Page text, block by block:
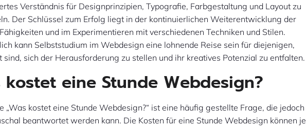
Verständnis für Designprinzipien, Typografie, Farbgestaltung und Layout zu
Der Schlüssel zum Erfolg liegt in der kontinuierlichen Weiterentwicklung der
und im Experimentieren mit verschiedenen Techniken und Stilen.
kann Selbststudium im Webdesign eine lohnende Reise sein für diejenigen,
sind, sich der Herausforderung zu stellen und ihr kreatives Potenzial zu entfalten.
kostet eine Stunde Webdesign?
„Was kostet eine Stunde Webdesign?“ ist eine häufig gestellte Frage, die jedoch
beantwortet werden kann. Die Kosten für eine Stunde Webdesign können je